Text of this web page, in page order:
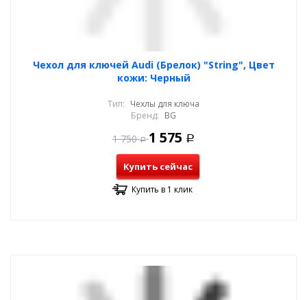
Чехол для ключей Audi (Брелок) "String", Цвет
кожи: Черный
Тип: Чехлы для ключа
Бренд: BG
1 750 Р 1 575 Р
Купить сейчас
Купить в 1 клик